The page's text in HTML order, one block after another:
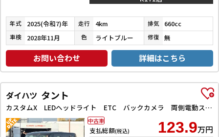
年式 2025(令和7)年 走行 4km 排気 660cc
車検 2028年11月 色 ライトブルー 修復 無
お問い合わせ 詳細はこちら
ダイハツ タント
カスタムX LEDヘッドライト ETC バックカメラ 両側電動スライドドア ナビ TV クリアランスソナー 衝突被害軽減システム オートライト スマートキー アイドリングストップ 電動格納ミラー シートヒーター
支払総額(税込) 123.9万円
中古車